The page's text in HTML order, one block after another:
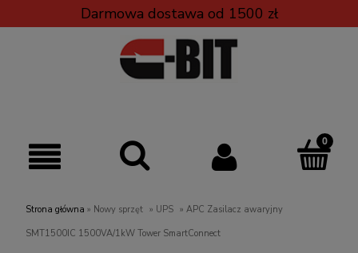
Darmowa dostawa od 1500 zł
Strona główna » Nowy sprzęt » UPS » APC Zasilacz awaryjny
SMT1500IC 1500VA/1kW Tower SmartConnect